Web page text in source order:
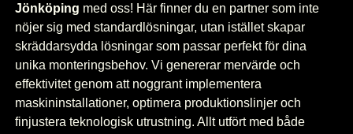
Jönköping med oss! Här finner du en partner som inte
nöjer sig med standardlösningar, utan istället skapar
skräddarsydda lösningar som passar perfekt för dina
unika monteringsbehov. Vi genererar mervärde och
effektivitet genom att noggrant implementera
maskininstallationer, optimera produktionslinjer och
finjustera teknologisk utrustning. Allt utfört med både